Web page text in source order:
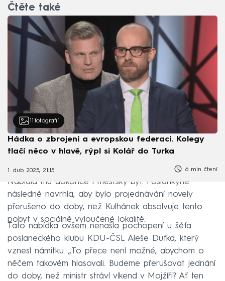
Čtěte také
11 fotografií
Hádka o zbrojení a evropskou federaci. Kolegy
tlačí něco v hlavě, rýpl si Kolář do Turka
1. dub 2025, 21:15 6 min čtení
Nabídla mu dokonce i městský byt. Poslankyně
následně navrhla, aby bylo projednávání novely
přerušeno do doby, než Kulhánek absolvuje tento
pobyt v sociálně vyloučené lokalitě.
Tato nabídka ovšem nenašla pochopení u šéfa
poslaneckého klubu KDU-ČSL Aleše Dufka, který
vznesl námitku. „To přece není možné, abychom o
něčem takovém hlasovali. Budeme přerušovat jednání
do doby, než ministr stráví víkend v Mojžíři? Ať ten